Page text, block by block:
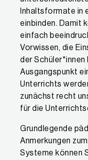
Inhaltsformate in
einbinden. Damit
einfach
Vorwissen, die
der Schüler*innen
Ausgangspunkt
Unterrichts
zunächst recht
für die
Grundlegende
Anmerkungen
Systeme können